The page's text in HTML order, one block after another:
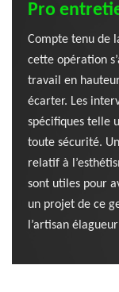
Pro
Compte tenu de
cette opération
travail en
écarter. Les
spécifiques telle
toute sécurité.
relatif à
sont utiles pour
un projet de ce
l’artisan